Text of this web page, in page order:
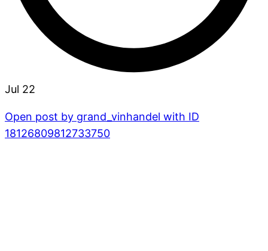
Jul 22
Open post by grand_vinhandel with ID
18126809812733750